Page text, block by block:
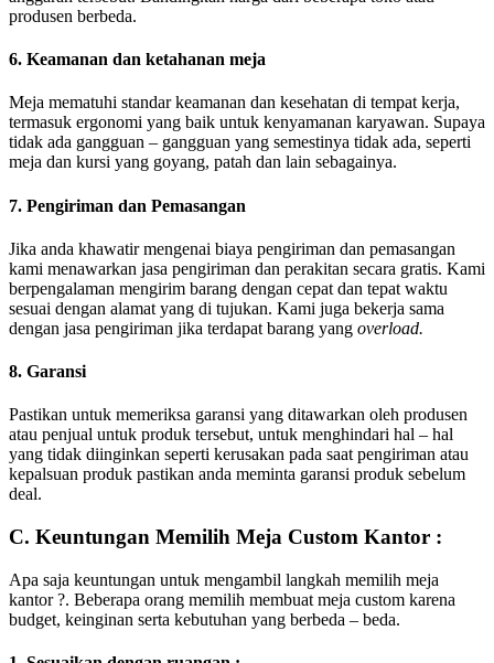
produsen berbeda.
6. Keamanan dan ketahanan meja
Meja mematuhi standar keamanan dan kesehatan di tempat kerja,
termasuk ergonomi yang baik untuk kenyamanan karyawan. Supaya
tidak ada gangguan – gangguan yang semestinya tidak ada, seperti
meja dan kursi yang goyang, patah dan lain sebagainya.
7. Pengiriman dan Pemasangan
Jika anda khawatir mengenai biaya pengiriman dan pemasangan
kami menawarkan jasa pengiriman dan perakitan secara gratis. Kami
berpengalaman mengirim barang dengan cepat dan tepat waktu
sesuai dengan alamat yang di tujukan. Kami juga bekerja sama
dengan jasa pengiriman jika terdapat barang yang overload.
8. Garansi
Pastikan untuk memeriksa garansi yang ditawarkan oleh produsen
atau penjual untuk produk tersebut, untuk menghindari hal – hal
yang tidak diinginkan seperti kerusakan pada saat pengiriman atau
kepalsuan produk pastikan anda meminta garansi produk sebelum
deal.
C. Keuntungan Memilih Meja Custom Kantor :
Apa saja keuntungan untuk mengambil langkah memilih meja
kantor ?. Beberapa orang memilih membuat meja custom karena
budget, keinginan serta kebutuhan yang berbeda – beda.